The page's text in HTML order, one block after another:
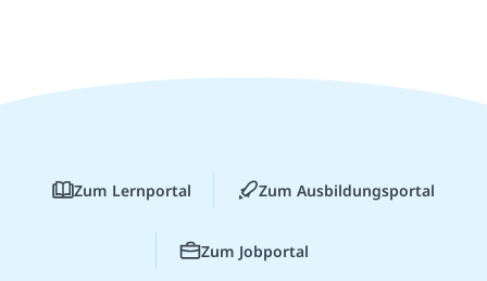
Zum Lernportal Zum Ausbildungsportal
Zum Jobportal